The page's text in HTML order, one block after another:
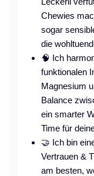
Chewies
sogar
die
🧠 Ich
funktionalen
Magnesium
Balance
ein smarter
Time für
🤝 Ich bin
Vertrauen &
am besten,